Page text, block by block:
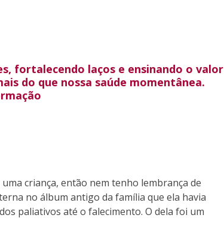
fortalecendo laços e ensinando o valor
do que nossa saúde momentânea.
criança, então nem tenho lembrança de
no álbum antigo da família que ela havia
paliativos até o falecimento. O dela foi um